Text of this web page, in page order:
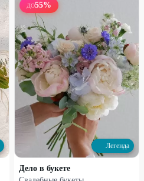
Набирает высоту
Сумочка с цветами
1260₽1680₽
ДО55%
Легенда
Дело в букете